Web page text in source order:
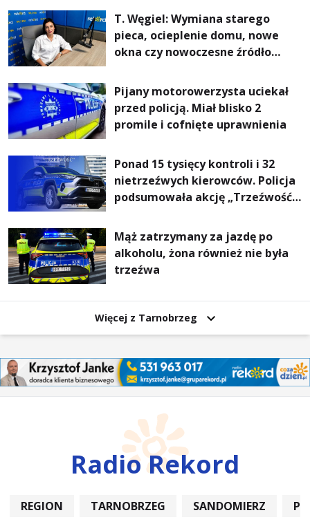
T. Węgiel: Wymiana starego
pieca, ocieplenie domu, nowe
okna czy nowoczesne źródło
rachunki za energię, lepszy
komfort życia i... czystsze
powietrze
Pijany motorowerzysta uciekał
przed policją. Miał blisko 2
promile i cofnięte uprawnienia
Ponad 15 tysięcy kontroli i 32
nietrzeźwych kierowców. Policja
podsumowała akcję „Trzeźwość”
Mąż zatrzymany za jazdę po
alkoholu, żona również nie była
trzeźwa
Więcej z Tarnobrzeg
Radio Rekord
REGION TARNOBRZEG SANDOMIERZ